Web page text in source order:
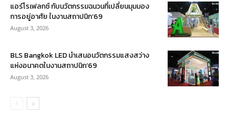
แอร์โรเฟลกซ์ กับนวัตกรรมฉนวนที่เปลี่ยนมุมมอง
การอยู่อาศัย ในงานสถาปนิก’69
August 3, 2026
BLS Bangkok LED นำเสนอนวัตกรรมแสงสว่าง
แห่งอนาคตในงานสถาปนิก’69
August 3, 2026